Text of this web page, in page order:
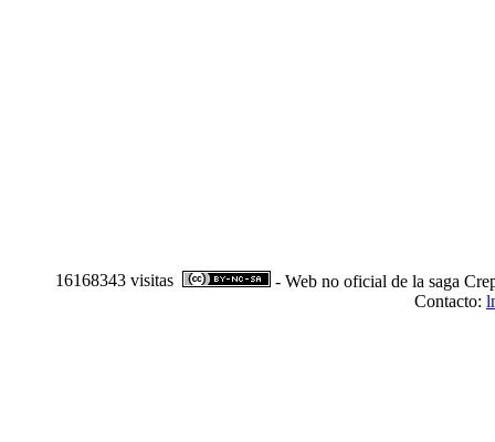
16168343 visitas
- Web no oficial de la saga
Contacto: